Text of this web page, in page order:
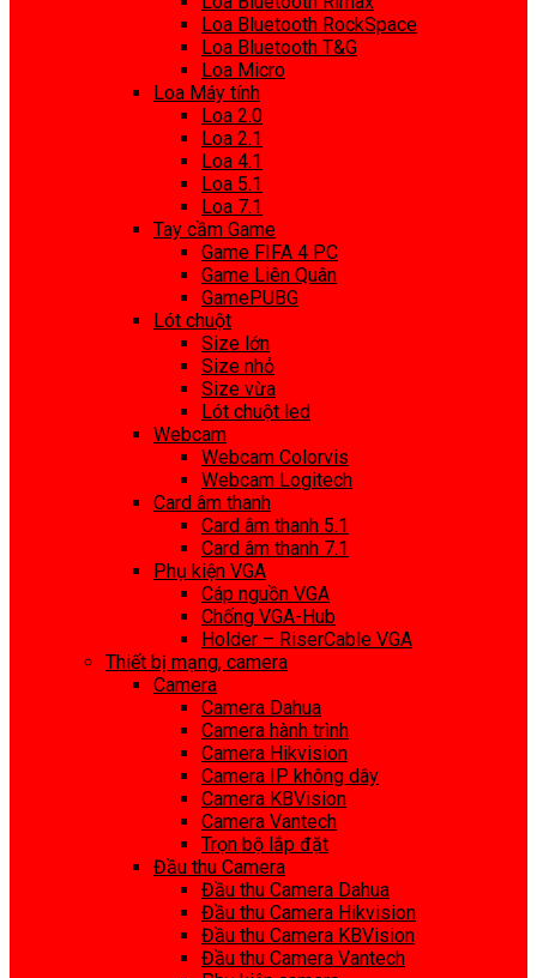
Loa Bluetooth RockSpace
Loa Bluetooth T&G
Loa Micro
Loa Máy tính
Loa 2.0
Loa 2.1
Loa 4.1
Loa 5.1
Loa 7.1
Tay cầm Game
Game FIFA 4 PC
Game Liên Quân
GamePUBG
Lót chuột
Size lớn
Size nhỏ
Size vừa
Lót chuột led
Webcam
Webcam Colorvis
Webcam Logitech
Card âm thanh
Card âm thanh 5.1
Card âm thanh 7.1
Phụ kiện VGA
Cáp nguồn VGA
Chống VGA-Hub
Holder – RiserCable VGA
Thiết bị mạng, camera
Camera
Camera Dahua
Camera hành trình
Camera Hikvision
Camera IP không dây
Camera KBVision
Camera Vantech
Trọn bộ lắp đặt
Đầu thu Camera
Đầu thu Camera Dahua
Đầu thu Camera Hikvision
Đầu thu Camera KBVision
Đầu thu Camera Vantech